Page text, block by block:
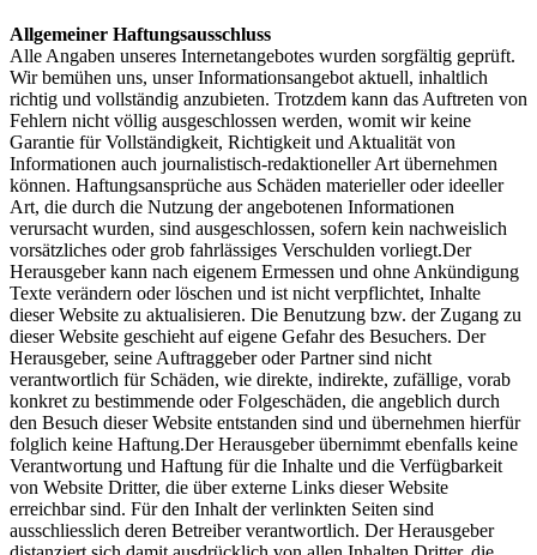
Allgemeiner Haftungsausschluss
Alle Angaben unseres Internetangebotes wurden sorgfältig geprüft.
Wir bemühen uns, unser Informationsangebot aktuell, inhaltlich
richtig und vollständig anzubieten. Trotzdem kann das Auftreten von
Fehlern nicht völlig ausgeschlossen werden, womit wir keine
Garantie für Vollständigkeit, Richtigkeit und Aktualität von
Informationen auch journalistisch-redaktioneller Art übernehmen
können. Haftungsansprüche aus Schäden materieller oder ideeller
Art, die durch die Nutzung der angebotenen Informationen
verursacht wurden, sind ausgeschlossen, sofern kein nachweislich
vorsätzliches oder grob fahrlässiges Verschulden vorliegt.Der
Herausgeber kann nach eigenem Ermessen und ohne Ankündigung
Texte verändern oder löschen und ist nicht verpflichtet, Inhalte
dieser Website zu aktualisieren. Die Benutzung bzw. der Zugang zu
dieser Website geschieht auf eigene Gefahr des Besuchers. Der
Herausgeber, seine Auftraggeber oder Partner sind nicht
verantwortlich für Schäden, wie direkte, indirekte, zufällige, vorab
konkret zu bestimmende oder Folgeschäden, die angeblich durch
den Besuch dieser Website entstanden sind und übernehmen hierfür
folglich keine Haftung.Der Herausgeber übernimmt ebenfalls keine
Verantwortung und Haftung für die Inhalte und die Verfügbarkeit
von Website Dritter, die über externe Links dieser Website
erreichbar sind. Für den Inhalt der verlinkten Seiten sind
ausschliesslich deren Betreiber verantwortlich. Der Herausgeber